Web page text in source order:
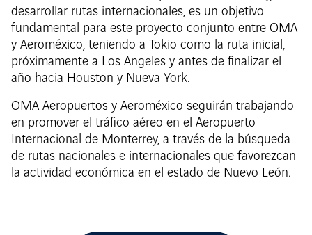
desarrollar rutas internacionales, es un objetivo
fundamental para este proyecto conjunto entre OMA
y Aeroméxico, teniendo a Tokio como la ruta inicial,
próximamente a Los Angeles y antes de finalizar el
año hacia Houston y Nueva York.
OMA Aeropuertos y Aeroméxico seguirán trabajando
en promover el tráfico aéreo en el Aeropuerto
Internacional de Monterrey, a través de la búsqueda
de rutas nacionales e internacionales que favorezcan
la actividad económica en el estado de Nuevo León.